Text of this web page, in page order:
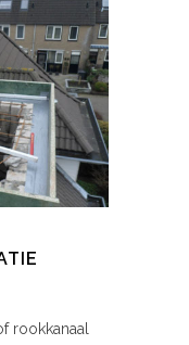
rookkanaal